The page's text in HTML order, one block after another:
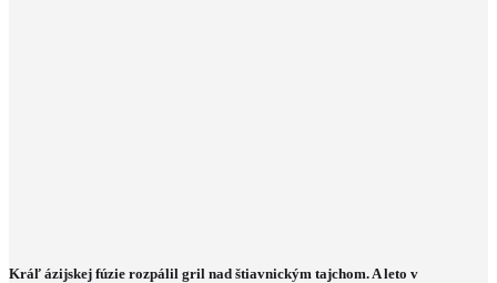
Kráľ ázijskej fúzie rozpálil gril nad štiavnickým tajchom. A leto v